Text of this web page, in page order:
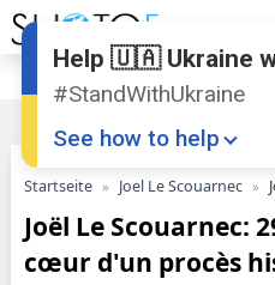
Startseite Joel Le Scouarnec
Joël Le Scouarnec:
cœur d'un procès
Help 🇺🇦 Ukraine
#StandWithUkraine
See how to help